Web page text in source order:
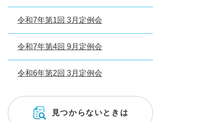
令和7年第1回 3月定例会
令和7年第4回 9月定例会
令和6年第2回 3月定例会
見つからないときは